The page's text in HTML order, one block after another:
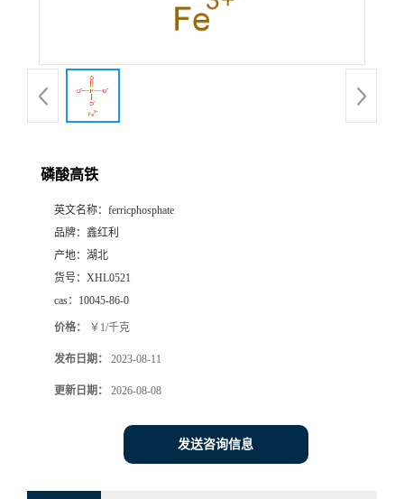
磷酸高铁
英文名称： ferricphosphate
品牌： 鑫红利
产地： 湖北
货号： XHL0521
cas： 10045-86-0
价格： ￥1/千克
发布日期： 2023-08-11
更新日期： 2026-08-08
发送咨询信息